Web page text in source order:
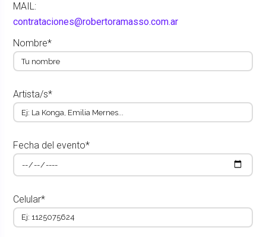
MAIL:
contrataciones@robertoramasso.com.ar
Nombre*
Artista/s*
Fecha del evento*
Celular*